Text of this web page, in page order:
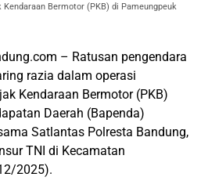
Bermotor (PKB) di Pameungpeuk
– Ratusan pengendara
razia dalam operasi
Kendaraan Bermotor (PKB)
Daerah (Bapenda)
Satlantas Polresta Bandung,
TNI di Kecamatan
2025).